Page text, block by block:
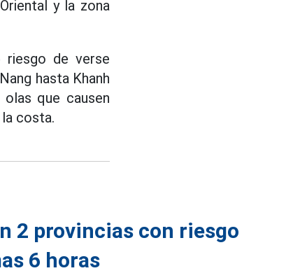
y la zona
riesgo de verse
hasta Khanh
que causen
costa.
2 provincias con riesgo
6 horas